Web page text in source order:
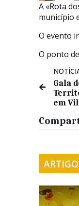
A «Rota
município
O evento
O ponto
Gala
em